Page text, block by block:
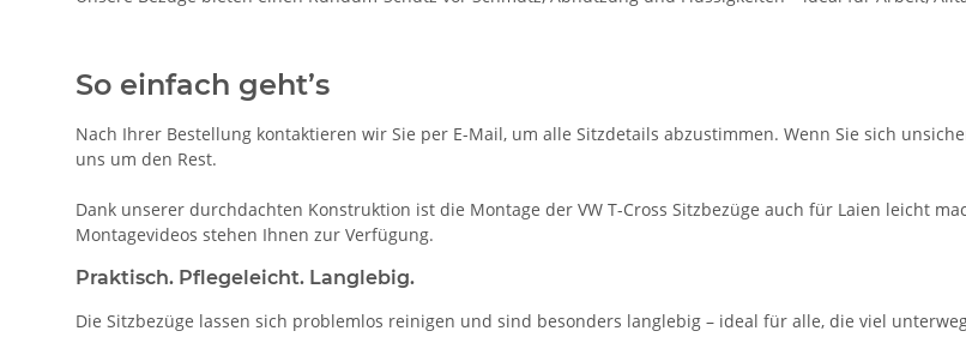
So einfach geht’s
Nach Ihrer Bestellung kontaktieren wir Sie per E-Mail, um alle Sitzdetails abzustimmen. Wenn Sie sich
uns um den Rest.
Dank unserer durchdachten Konstruktion ist die Montage der VW T-Cross Sitzbezüge auch für Laien leicht
Montagevideos stehen Ihnen zur Verfügung.
Praktisch. Pflegeleicht. Langlebig.
Die Sitzbezüge lassen sich problemlos reinigen und sind besonders langlebig – ideal für alle, die viel